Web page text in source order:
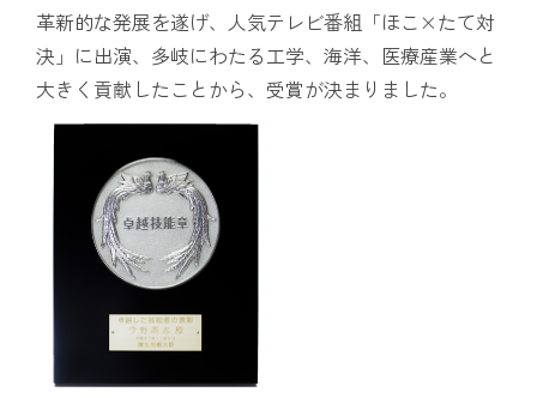
革新的な発展を遂げ、人気テレビ番組「ほこ×たて対
決」に出演、多岐にわたる工学、海洋、医療産業へと
大きく貢献したことから、受賞が決まりました。